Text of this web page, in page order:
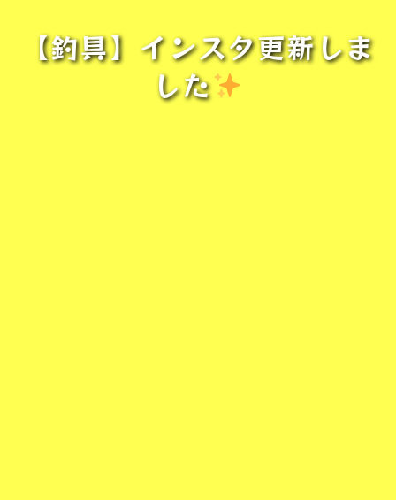
【釣具】インスタ更新しま
した